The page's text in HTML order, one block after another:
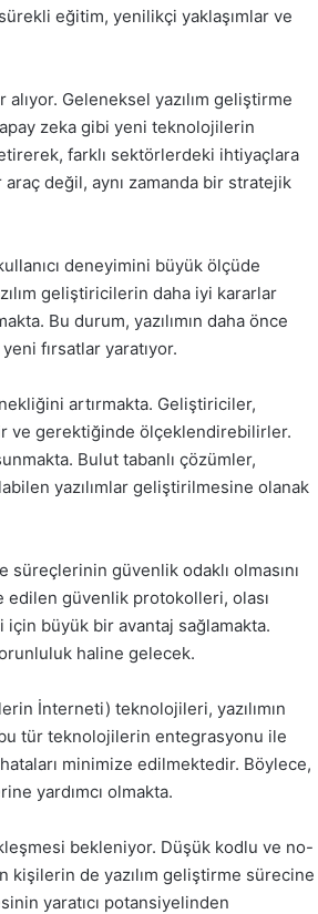
eğitim, yenilikçi yaklaşımlar ve
Geleneksel yazılım geliştirme
zeka gibi yeni teknolojilerin
farklı sektörlerdeki ihtiyaçlara
araç değil, aynı zamanda bir stratejik
deneyimini büyük ölçüde
geliştiricilerin daha iyi kararlar
Bu durum, yazılımın daha önce
fırsatlar yaratıyor.
artırmakta. Geliştiriciler,
ve gerektiğinde ölçeklendirebilirler.
Bulut tabanlı çözümler,
yazılımlar geliştirilmesine olanak
güvenlik odaklı olmasını
edilen güvenlik protokolleri, olası
büyük bir avantaj sağlamakta.
haline gelecek.
İnterneti) teknolojileri, yazılımın
tür teknolojilerin entegrasyonu ile
minimize edilmektedir. Böylece,
yardımcı olmakta.
bekleniyor. Düşük kodlu ve no-
kişilerin de yazılım geliştirme sürecine
yaratıcı potansiyelinden